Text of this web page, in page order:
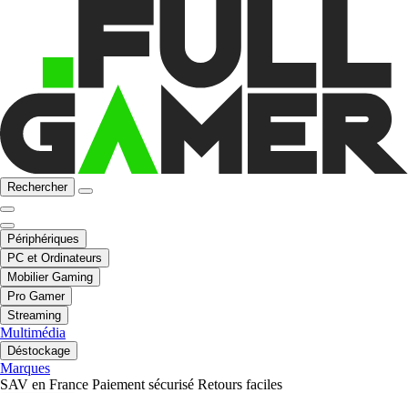
Rechercher
Périphériques
PC et Ordinateurs
Mobilier Gaming
Pro Gamer
Streaming
Multimédia
Déstockage
Marques
SAV en France Paiement sécurisé Retours faciles